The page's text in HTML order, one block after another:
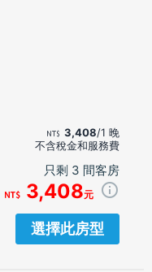
3,408/1 晚
不含稅金和服務費
只剩 3 間客房
3,408元
選擇此房型